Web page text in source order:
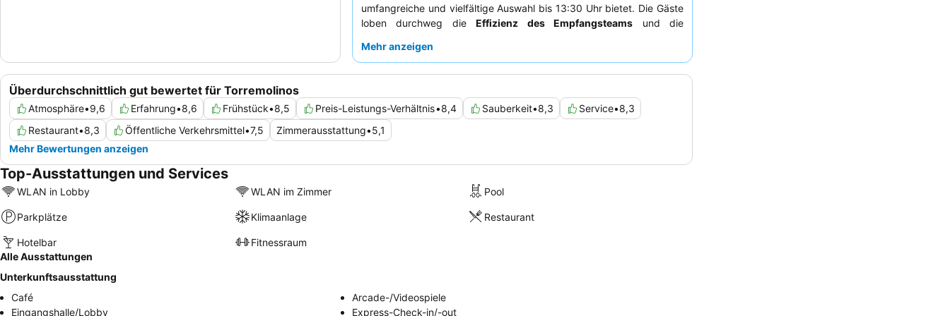
umfangreiche und vielfältige Auswahl bis 13:30 Uhr bietet. Die Gäste
loben durchweg dieEffizienz des Empfangsteams und die
Service schätzen. Für ein ruhigeres Erlebnis empfiehlt es sich, ein
Mehr anzeigen
Überdurchschnittlich gut bewertet für Torremolinos
Atmosphäre•9,6 Erfahrung•8,6 Frühstück•8,5 Preis-Leistungs-Verhältnis•8,4 Sauberkeit•8,3 Service•8,3
Restaurant•8,3 Öffentliche Verkehrsmittel•7,5 Zimmerausstattung•5,1
Mehr Bewertungen anzeigen
Top-Ausstattungen und Services
WLAN in Lobby WLAN im Zimmer Pool
Parkplätze Klimaanlage Restaurant
Hotelbar
Fitnessraum
Alle Ausstattungen
Unterkunftsausstattung
Café
Arcade-/Videospiele
Eingangshalle/Lobby
Express-Check-in/-out